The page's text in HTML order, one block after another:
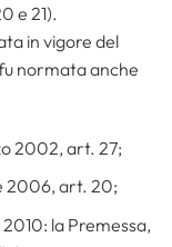
e 21).
in vigore del
normata anche
2002, art. 27;
2006, art. 20;
la Premessa,